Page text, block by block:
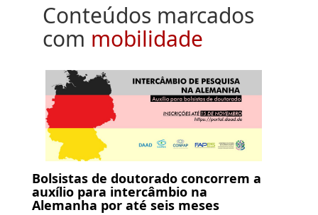
Conteúdos marcados
com mobilidade
Bolsistas de doutorado concorrem a
auxílio para intercâmbio na
Alemanha por até seis meses